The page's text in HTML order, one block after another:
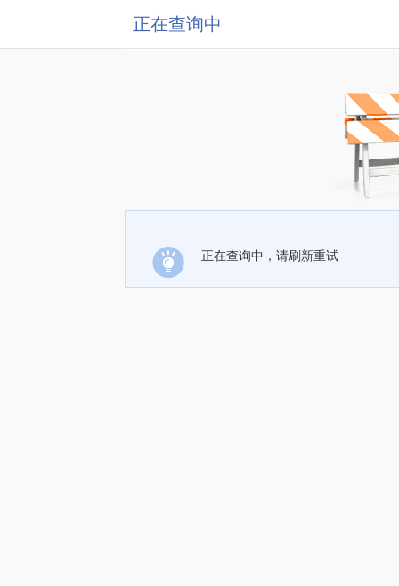
正在查询中
正在查询中，请刷新重试